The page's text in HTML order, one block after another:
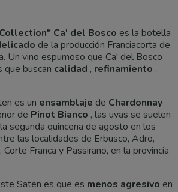
Ca' del Bosco es la botella
de la producción Franciacorta de
Un vino espumoso que Ca' del Bosco
que buscan calidad , refinamiento ,
es un ensamblaje de Chardonnay
de Pinot Bianco , las uvas se suelen
segunda quincena de agosto en los
las localidades de Erbusco, Adro,
Franca y Passirano, en la provincia
Saten es que es menos agresivo en